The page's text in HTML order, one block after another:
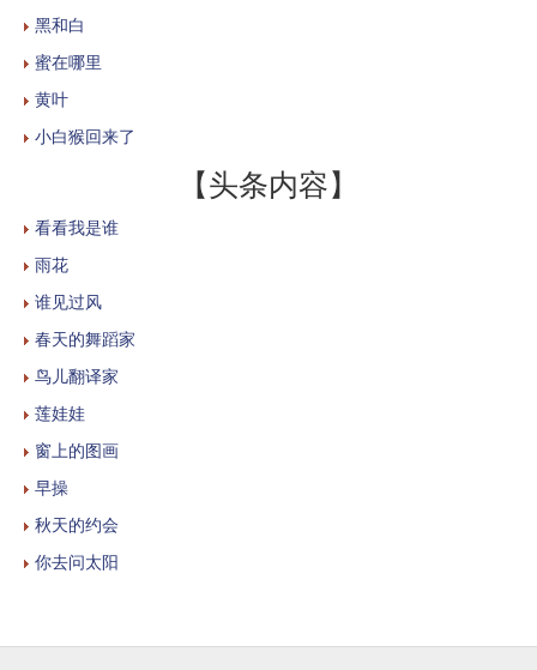
黑和白
蜜在哪里
黄叶
小白猴回来了
【头条内容】
看看我是谁
雨花
谁见过风
春天的舞蹈家
鸟儿翻译家
莲娃娃
窗上的图画
早操
秋天的约会
你去问太阳